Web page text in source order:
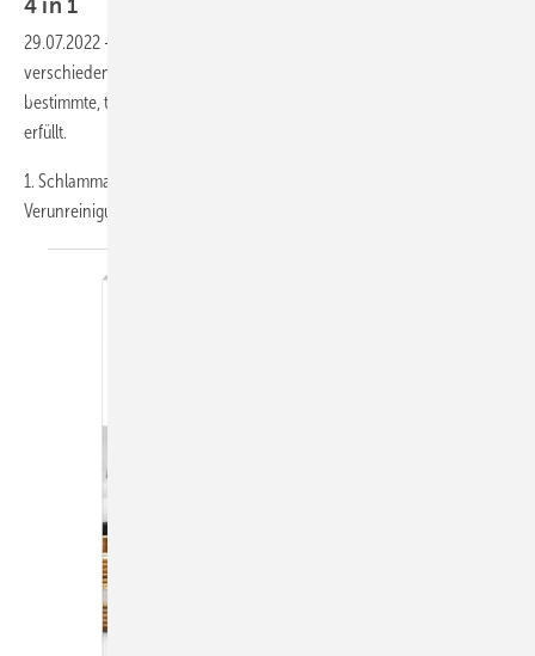
4 in 1
29.07.2022 -
verschiedene Funktionskomponenten aus, von denen jede einzelne
bestimmte, typische Anforderungen in Heiz- und Kühlkreisläufen
erfüllt.
1. Schlammabscheider: dank des Innenelementes werden die
Verunreinigungen abgeschieden und in der